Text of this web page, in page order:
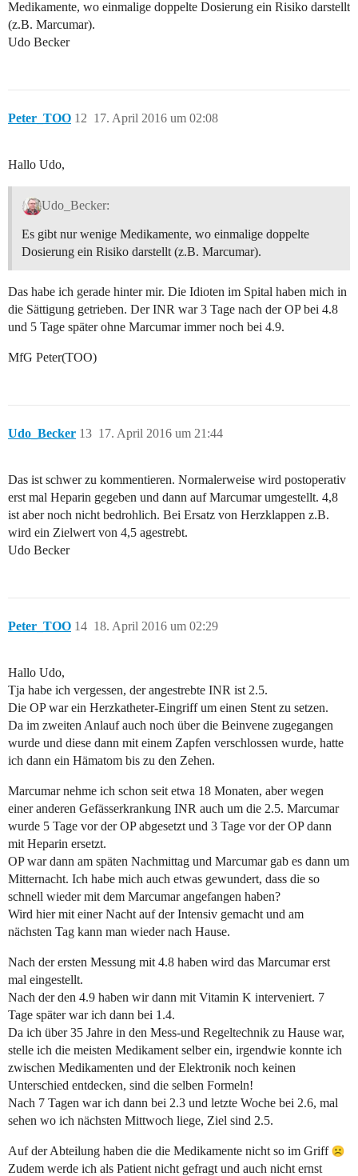
Medikamente, wo einmalige doppelte Dosierung ein Risiko darstellt
(z.B. Marcumar).
Udo Becker
Peter_TOO 17. April 2016 um 02:08
12
Hallo Udo,
Udo_Becker:
Es gibt nur wenige Medikamente, wo einmalige doppelte
Dosierung ein Risiko darstellt (z.B. Marcumar).
Das habe ich gerade hinter mir. Die Idioten im Spital haben mich in
die Sättigung getrieben. Der INR war 3 Tage nach der OP bei 4.8
und 5 Tage später ohne Marcumar immer noch bei 4.9.
MfG Peter(TOO)
Udo_Becker 17. April 2016 um 21:44
13
Das ist schwer zu kommentieren. Normalerweise wird postoperativ
erst mal Heparin gegeben und dann auf Marcumar umgestellt. 4,8
ist aber noch nicht bedrohlich. Bei Ersatz von Herzklappen z.B.
wird ein Zielwert von 4,5 agestrebt.
Udo Becker
Peter_TOO 18. April 2016 um 02:29
14
Hallo Udo,
Tja habe ich vergessen, der angestrebte INR ist 2.5.
Die OP war ein Herzkatheter-Eingriff um einen Stent zu setzen.
Da im zweiten Anlauf auch noch über die Beinvene zugegangen
wurde und diese dann mit einem Zapfen verschlossen wurde, hatte
ich dann ein Hämatom bis zu den Zehen.
Marcumar nehme ich schon seit etwa 18 Monaten, aber wegen
einer anderen Gefässerkrankung INR auch um die 2.5. Marcumar
wurde 5 Tage vor der OP abgesetzt und 3 Tage vor der OP dann
mit Heparin ersetzt.
OP war dann am späten Nachmittag und Marcumar gab es dann um
Mitternacht. Ich habe mich auch etwas gewundert, dass die so
schnell wieder mit dem Marcumar angefangen haben?
Wird hier mit einer Nacht auf der Intensiv gemacht und am
nächsten Tag kann man wieder nach Hause.
Nach der ersten Messung mit 4.8 haben wird das Marcumar erst
mal eingestellt.
Nach der den 4.9 haben wir dann mit Vitamin K interveniert. 7
Tage später war ich dann bei 1.4.
Da ich über 35 Jahre in den Mess-und Regeltechnik zu Hause war,
stelle ich die meisten Medikament selber ein, irgendwie konnte ich
zwischen Medikamenten und der Elektronik noch keinen
Unterschied entdecken, sind die selben Formeln!
Nach 7 Tagen war ich dann bei 2.3 und letzte Woche bei 2.6, mal
sehen wo ich nächsten Mittwoch liege, Ziel sind 2.5.
Auf der Abteilung haben die die Medikamente nicht so im Griff
Zudem werde ich als Patient nicht gefragt und auch nicht ernst